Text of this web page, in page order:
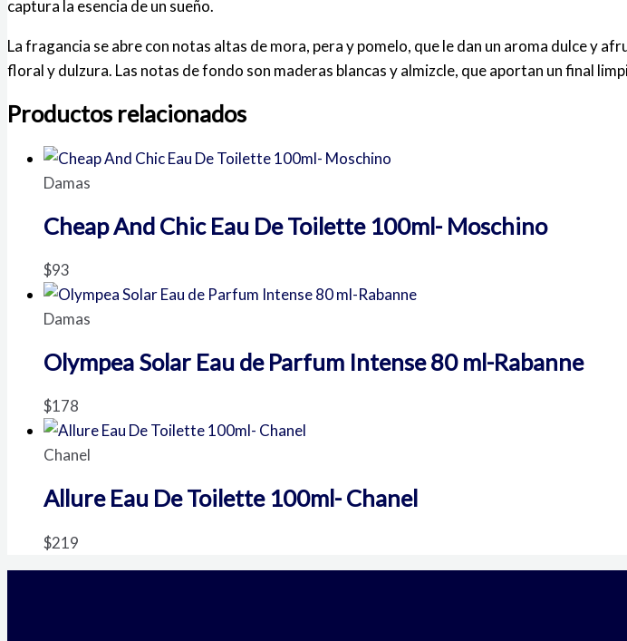
captura la esencia de un sueño.
La fragancia se abre con notas altas de mora, pera y pomelo, que le dan un aroma dulce y
floral y dulzura. Las notas de fondo son maderas blancas y almizcle, que aportan un final
Productos relacionados
Damas
Cheap And Chic Eau De Toilette 100ml- Moschino
$93
Damas
Olympea Solar Eau de Parfum Intense 80 ml-Rabanne
$178
Chanel
Allure Eau De Toilette 100ml- Chanel
$219